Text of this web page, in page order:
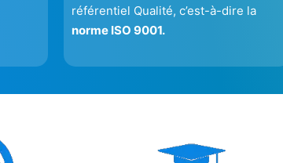
référentiel Qualité, c’est-à-dire la
norme ISO 9001.